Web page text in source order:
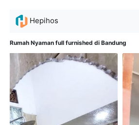
Hepihos
Rumah Nyaman full furnished di Bandung